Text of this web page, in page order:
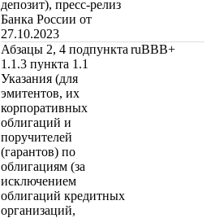
депозит), пресс-релиз
Банка России от
27.10.2023
Абзацы 2, 4 подпункта
1.1.3 пункта 1.1
Указания (для
эмитентов, их
корпоративных
облигаций и
поручителей
(гарантов) по
облигациям (за
исключением
облигаций кредитных
организаций,
ruBBB+